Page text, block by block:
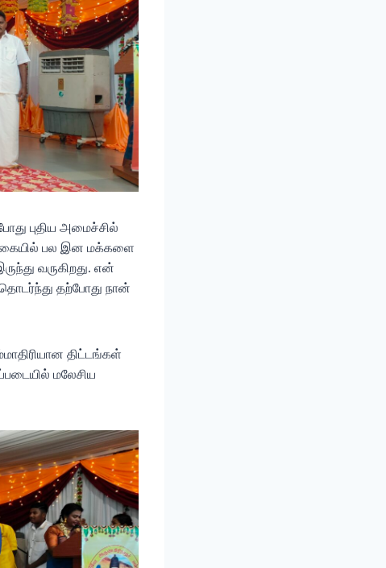
புதிய அமைச்சில்
பல இன மக்களை
வருகிறது. என்
தற்போது நான்
திட்டங்கள்
மலேசிய